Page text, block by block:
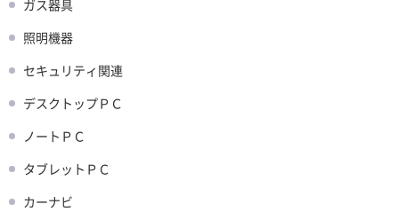
ガス器具
照明機器
セキュリティ関連
デスクトップＰＣ
ノートＰＣ
タブレットＰＣ
カーナビ